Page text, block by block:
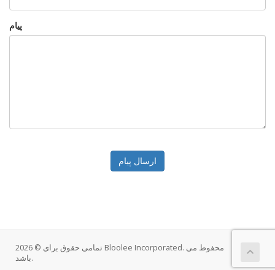
پیام
ارسال پیام
تمامی حقوق برای © 2026 Bloolee Incorporated. محفوط می
باشد.